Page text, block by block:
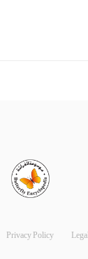
Privacy Policy Legal